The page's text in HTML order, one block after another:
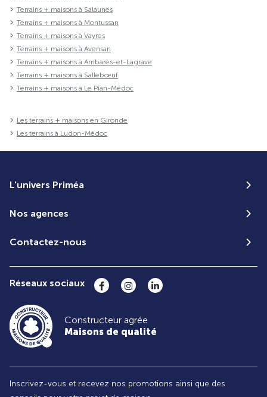
Terrains + maisons à Salaunes
Terrains + maisons à Montussan
Terrains + maisons à Vayres
Terrains + maisons à Avensan
Terrains + maisons à Ambarès-et-Lagrave
Terrains + maisons à Sallebœuf
Terrains + maisons à Le Pian-Médoc
Les terrains + maisons en Gironde
Les terrains à Ludon-Médoc
L'univers Priméa
Nos agences
Contactez-nous
Réseaux sociaux
Constructeur agrée
Maisons de qualité
Inscrivez-vous et recevez nos promotions ainsi que des